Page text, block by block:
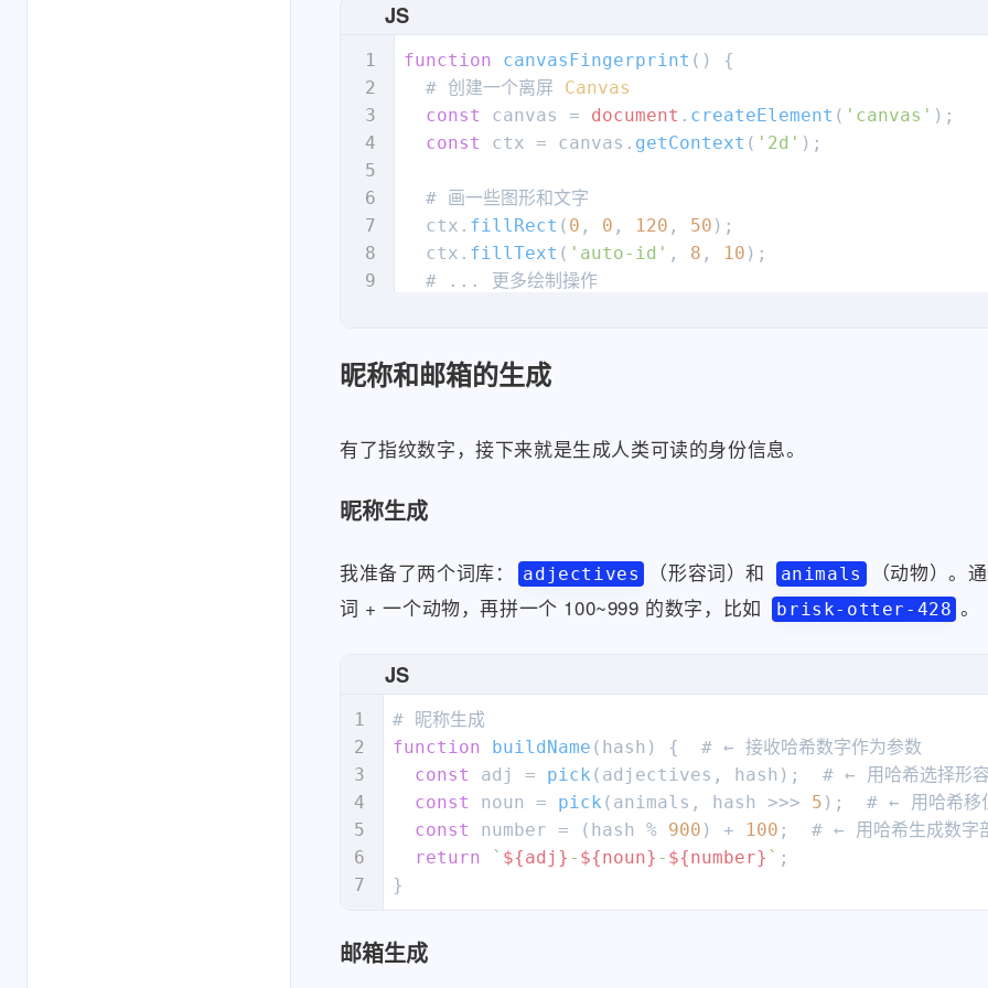
  fingerprintCache = parts.
map(([k, v]) => `${k}:${v
return fingerprintCache;
  # ...
}
JS
function canvasFingerprint ( ) {
  # 创建一个离屏
Canvas
const
canvas = document . createElement ( 'canvas' );
const
ctx = canvas. getContext ( '2d' );
  # 画一些图形和文字
  ctx.
fillRect ( 0 , 0 , 120 , 50 );
  ctx.
fillText ( 'auto-id' , 8 , 10 );
  # ... 更多绘制操作
const dataURL = canvas.
  canvasHashCache =
}
昵称和邮箱的生成
有了指纹数字，接下来就是生成人类可读的身份信息。
昵称生成
我准备了两个词库： adjectives （形容词）和 animals
（动物）。
词 + 一个动物，再拼一个 100~999 的数字，比如
brisk-otter-428 。
JS
function
buildName ( hash ) {  # ← 接收哈希数字作为参数
const
adj = pick (adjectives, hash);  # ← 用哈希选择形容
const
noun = pick (animals, hash >>> 5 );  # ← 用哈希移
const
number = (hash % 900 ) + 100 ;  # ← 用哈希生成数字
return
` ${adj} - ${noun} - ${number} ` ;
}
邮箱生成